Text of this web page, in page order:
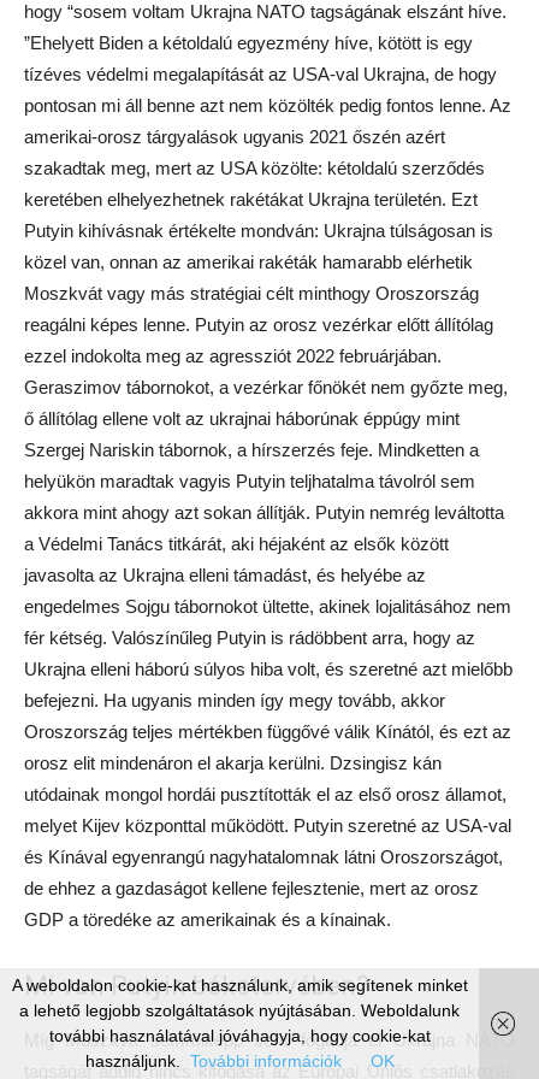
hogy “sosem voltam Ukrajna NATO tagságának elszánt híve.
”Ehelyett Biden a kétoldalú egyezmény híve, kötött is egy
tízéves védelmi megalapítását az USA-val Ukrajna, de hogy
pontosan mi áll benne azt nem közölték pedig fontos lenne. Az
amerikai-orosz tárgyalások ugyanis 2021 őszén azért
szakadtak meg, mert az USA közölte: kétoldalú szerződés
keretében elhelyezhetnek rakétákat Ukrajna területén. Ezt
Putyin kihívásnak értékelte mondván: Ukrajna túlságosan is
közel van, onnan az amerikai rakéták hamarabb elérhetik
Moszkvát vagy más stratégiai célt minthogy Oroszország
reagálni képes lenne. Putyin az orosz vezérkar előtt állítólag
ezzel indokolta meg az agressziót 2022 februárjában.
Geraszimov tábornokot, a vezérkar főnökét nem győzte meg,
ő állítólag ellene volt az ukrajnai háborúnak éppúgy mint
Szergej Nariskin tábornok, a hírszerzés feje. Mindketten a
helyükön maradtak vagyis Putyin teljhatalma távolról sem
akkora mint ahogy azt sokan állítják. Putyin nemrég leváltotta
a Védelmi Tanács titkárát, aki héjaként az elsők között
javasolta az Ukrajna elleni támadást, és helyébe az
engedelmes Sojgu tábornokot ültette, akinek lojalitásához nem
fér kétség. Valószínűleg Putyin is rádöbbent arra, hogy az
Ukrajna elleni háború súlyos hiba volt, és szeretné azt mielőbb
befejezni. Ha ugyanis minden így megy tovább, akkor
Oroszország teljes mértékben függővé válik Kínától, és ezt az
orosz elit mindenáron el akarja kerülni. Dzsingisz kán
utódainak mongol hordái pusztították el az első orosz államot,
melyet Kijev központtal működött. Putyin szeretné az USA-val
és Kínával egyenrangú nagyhatalomnak látni Oroszországot,
de ehhez a gazdaságot kellene fejlesztenie, mert az orosz
GDP a töredéke az amerikainak és a kínainak.
Mi van Putyin béketervében?
Míg Moszkva semmiképp sem fogadja el Ukrajna NATO
tagságát addig nincs kifogása az Európai Uniós csatlakozás
A weboldalon cookie-kat használunk, amik segítenek minket
a lehető legjobb szolgáltatások nyújtásában. Weboldalunk
további használatával jóváhagyja, hogy cookie-kat
használjunk.
További információk OK